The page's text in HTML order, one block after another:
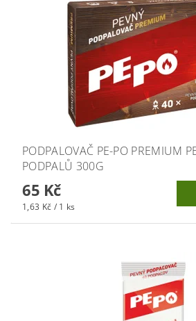
PODPALOVAČ PE-PO PREMIUM
PODPALŮ 300G
65 Kč
1,63 Kč / 1 ks